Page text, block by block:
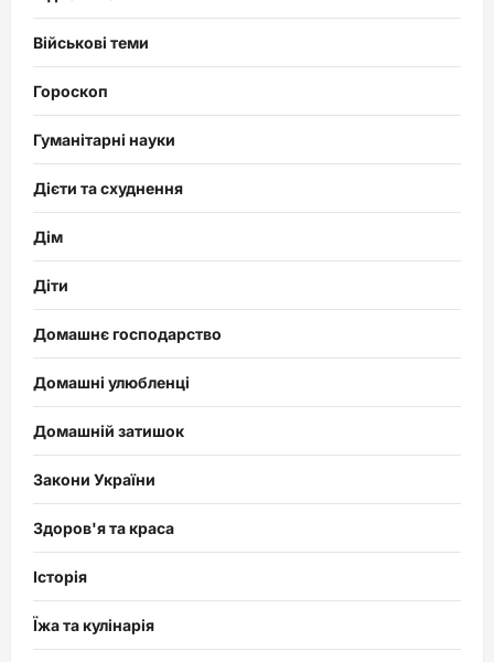
Військові теми
Гороскоп
Гуманітарні науки
Дієти та схуднення
Дім
Діти
Домашнє господарство
Домашні улюбленці
Домашній затишок
Закони України
Здоров'я та краса
Історія
Їжа та кулінарія